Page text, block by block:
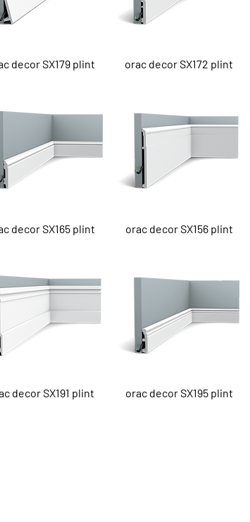
Snel overzicht
decor SX179 plint Snel overzicht
orac decor SX172 plint
Snel overzicht
decor SX165 plint Snel overzicht
orac decor SX156 plint
Snel overzicht
decor SX191 plint Snel overzicht
orac decor SX195 plint